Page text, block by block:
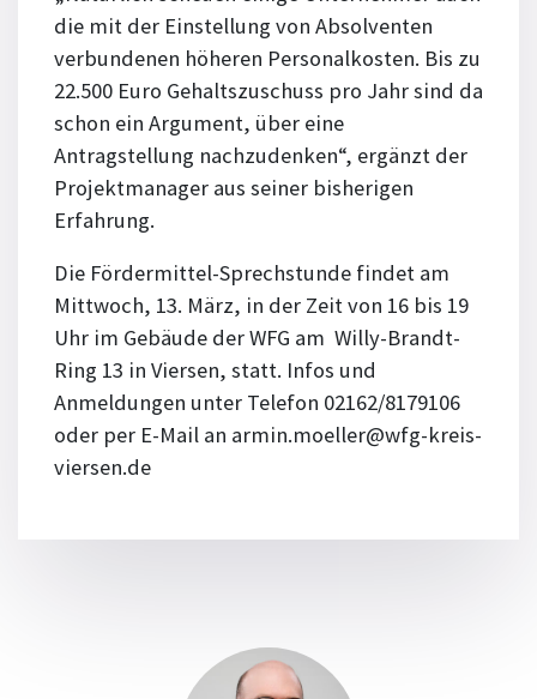
die mit der Einstellung von Absolventen
verbundenen höheren Personalkosten. Bis zu
22.500 Euro Gehaltszuschuss pro Jahr sind da
schon ein Argument, über eine
Antragstellung nachzudenken“, ergänzt der
Projektmanager aus seiner bisherigen
Erfahrung.
Die Fördermittel-Sprechstunde findet am
Mittwoch, 13. März, in der Zeit von 16 bis 19
Uhr im Gebäude der WFG am Willy-Brandt-
Ring 13 in Viersen, statt. Infos und
Anmeldungen unter Telefon 02162/8179106
oder per E-Mail an armin.moeller@wfg-kreis-
viersen.de